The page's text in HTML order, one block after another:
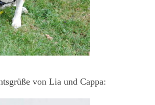
von Lia und Cappa: